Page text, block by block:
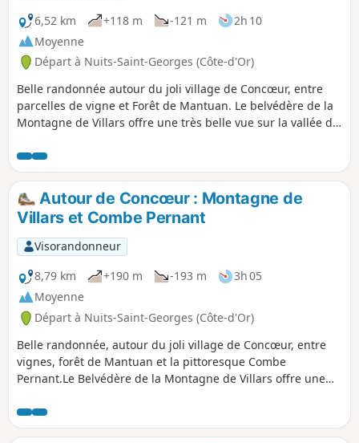
6,52 km
+118 m -121 m
2h 10
Moyenne
Départ à Nuits-Saint-Georges (Côte-d'Or)
Belle randonnée autour du joli village de Concœur, entre
parcelles de vigne et Forêt de Mantuan. Le belvédère de la
Montagne de Villars offre une très belle vue sur la vallée du
Autour de Concœur : Montagne de
Villars et Combe Pernant
Visorandonneur
8,79 km
+190 m -193 m
3h 05
Moyenne
Départ à Nuits-Saint-Georges (Côte-d'Or)
Belle randonnée, autour du joli village de Concœur, entre
vignes, forêt de Mantuan et la pittoresque Combe
Pernant.Le Belvédère de la Montagne de Villars offre une
Hautes Côtes de Nuits.Les pelouses des falaises de la
Combe Pernant sont couvertes de fleurs au printemps.